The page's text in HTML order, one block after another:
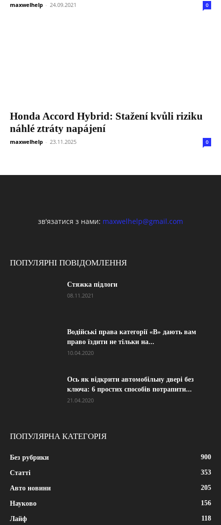
maxwelhelp - 24.09.2021 0
Honda Accord Hybrid: Stažení kvůli riziku
náhlé ztráty napájení
maxwelhelp - 23.11.2025 0
зв'язатися з нами: maxwelhelp@gmail.com
ПОПУЛЯРНІ ПОВІДОМЛЕННЯ
Стяжка підлоги
08.11.2021
Водійські права категорії «B» дають вам
право їздити не тільки на...
10.04.2020
Ось як відкрити автомобільну двері без
ключа: 6 простих способів потрапити...
21.04.2020
ПОПУЛЯРНА КАТЕГОРІЯ
Без рубрики 900
Статті 353
Авто новини 205
Науково 156
Лайф 118